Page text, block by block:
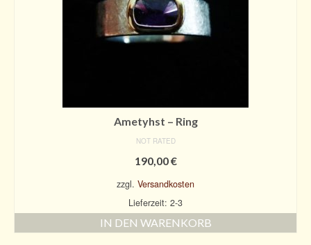
Ketten und Colliers
Ohrschmuck
Konto-Details
Bestellungen
Ametyhst – Ring
NOT RATED
190,00€
zzgl. Versandkosten
Lieferzeit: 2-3
IN DEN WARENKORB